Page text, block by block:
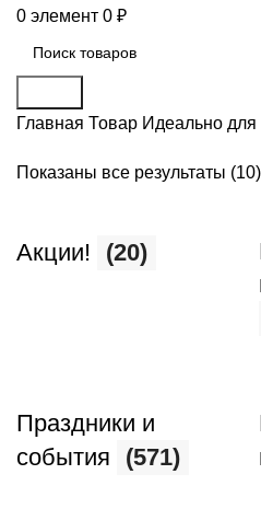
0 элемент 0 ₽
Главная Товар Идеально для
Показаны все результаты (10)
Акции! (20)
Праздники и
события
(571)